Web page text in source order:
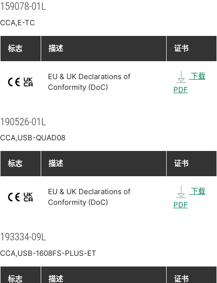
159078-01L
CCA,E-TC
标志 描述 证书
EU & UK Declarations of
Conformity (DoC)
下载
PDF
190526-01L
CCA,USB-QUAD08
标志 描述 证书
EU & UK Declarations of
Conformity (DoC)
下载
PDF
193334-09L
CCA,USB-1608FS-PLUS-ET
标志 描述 证书